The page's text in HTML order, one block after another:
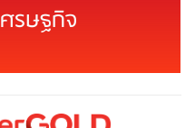
รษฐกิจ